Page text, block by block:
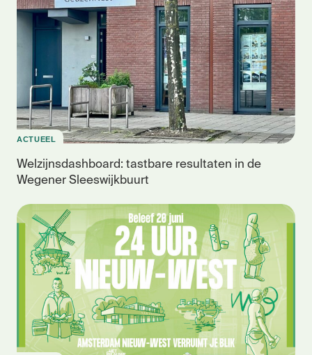
ACTUEEL
Welzijnsdashboard: tastbare resultaten in de
Wegener Sleeswijkbuurt